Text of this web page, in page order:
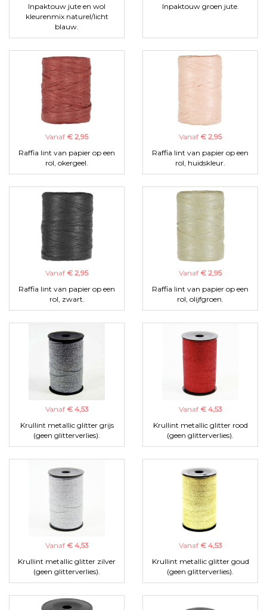
Inpaktouw jute en wol
kleurenmix naturel/licht
blauw.
Inpaktouw groen jute.
Vanaf € 2,95
Raffia lint van papier op een
rol, okergeel.
Vanaf € 2,95
Raffia lint van papier op een
rol, huidskleur.
Vanaf € 2,95
Raffia lint van papier op een
rol, zwart.
Vanaf € 2,95
Raffia lint van papier op een
rol, olijfgroen.
Vanaf € 4,53
Krullint metallic glitter grijs
(geen glitterverlies).
Vanaf € 4,53
Krullint metallic glitter rood
(geen glitterverlies).
Vanaf € 4,53
Krullint metallic glitter zilver
(geen glitterverlies).
Vanaf € 4,53
Krullint metallic glitter goud
(geen glitterverlies).